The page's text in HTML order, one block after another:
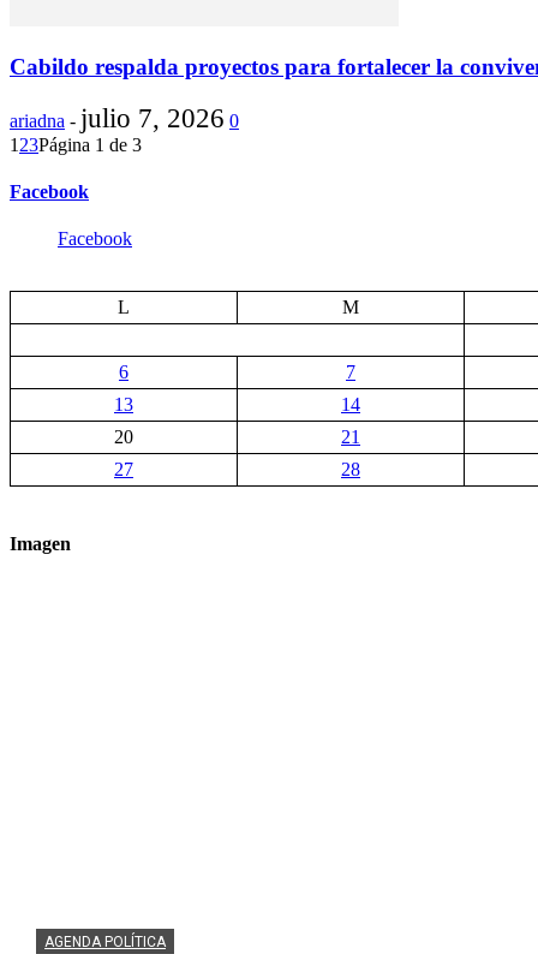
Cabildo respalda proyectos para fortalecer la
ariadna - julio 7, 2026 0
1 23Página 1 de 3
Facebook
Facebook
L
M
6
7
13
14
20
21
27
28
Imagen
AGENDA POLÍTICA